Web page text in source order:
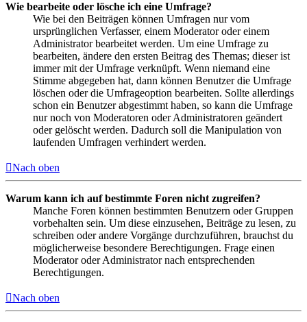
Wie bearbeite oder lösche ich eine Umfrage?
Wie bei den Beiträgen können Umfragen nur vom
ursprünglichen Verfasser, einem Moderator oder einem
Administrator bearbeitet werden. Um eine Umfrage zu
bearbeiten, ändere den ersten Beitrag des Themas; dieser ist
immer mit der Umfrage verknüpft. Wenn niemand eine
Stimme abgegeben hat, dann können Benutzer die Umfrage
löschen oder die Umfrageoption bearbeiten. Sollte allerdings
schon ein Benutzer abgestimmt haben, so kann die Umfrage
nur noch von Moderatoren oder Administratoren geändert
oder gelöscht werden. Dadurch soll die Manipulation von
laufenden Umfragen verhindert werden.
Nach oben
Warum kann ich auf bestimmte Foren nicht zugreifen?
Manche Foren können bestimmten Benutzern oder Gruppen
vorbehalten sein. Um diese einzusehen, Beiträge zu lesen, zu
schreiben oder andere Vorgänge durchzuführen, brauchst du
möglicherweise besondere Berechtigungen. Frage einen
Moderator oder Administrator nach entsprechenden
Berechtigungen.
Nach oben